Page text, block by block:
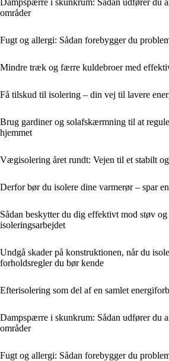
områder
Fugt og allergi: Sådan forebygger du
Mindre træk og færre kuldebroer med
Få tilskud til isolering – din vej til lavere
Brug gardiner og solafskærmning til at
hjemmet
Vægisolering året rundt: Vejen til et stabilt
Derfor bør du isolere dine varmerør – spar
Sådan beskytter du dig effektivt mod støv
isoleringsarbejdet
Undgå skader på konstruktionen, når du
forholdsregler du bør kende
Efterisolering som del af en samlet
Dampspærre i skunkrum: Sådan udfører du
områder
Fugt og allergi: Sådan forebygger du